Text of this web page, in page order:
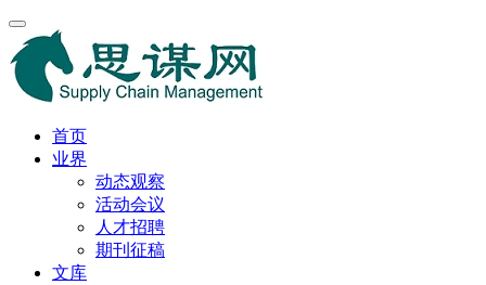
首页
业界
动态观察
活动会议
人才招聘
期刊征稿
文库